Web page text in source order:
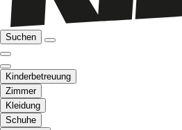
Suchen
Kinderbetreuung
Zimmer
Kleidung
Schuhe